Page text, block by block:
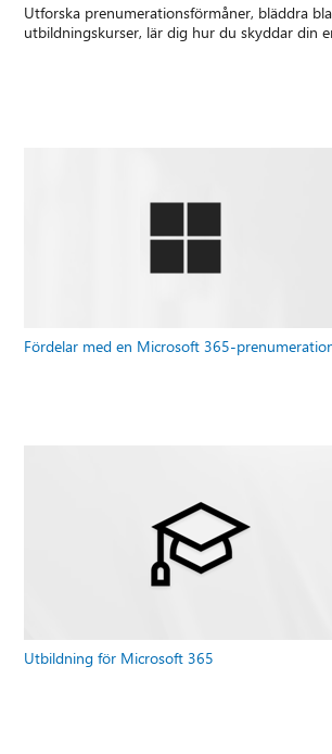
Utforska prenumerationsförmåner, bläddra
utbildningskurser, lär dig hur du skyddar din
Fördelar med en Microsoft 365-
Utbildning för Microsoft 365